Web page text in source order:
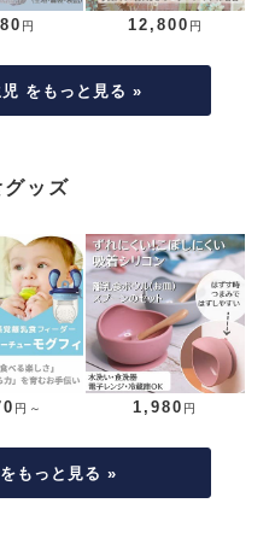
円 12,800 円
をもっと見る »
ッズ
円～ 1,980 円
もっと見る »